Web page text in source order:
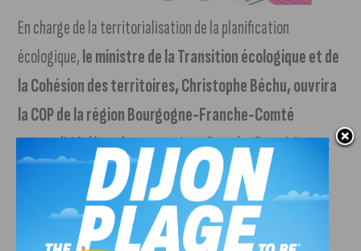
En charge de la territorialisation de la planification
écologique,le ministre de la Transition écologique et de
la Cohésion des territoires, Christophe Béchu, ouvrira
la COP de la région Bourgogne-Franche-Comté
mercredi 13 décembre au matin au Parc des Expositions et
Congrès de Dijon, de 9h à 12h.
Le calendrier prévisionnel de la COP BFC